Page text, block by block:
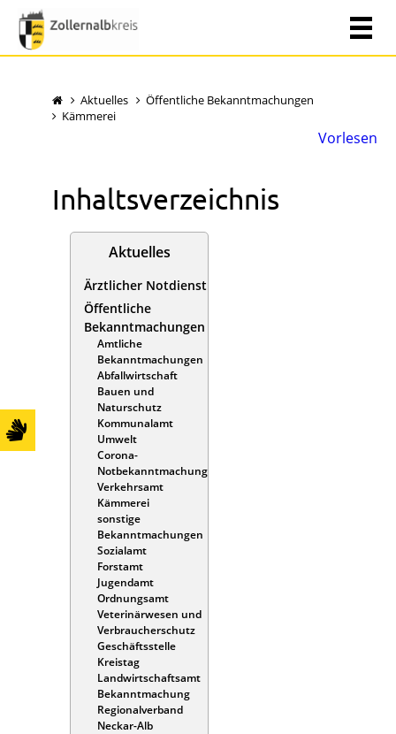
Aktuelles
Öffentliche Bekanntmachungen
Kämmerei
Vorlesen
Inhaltsverzeichnis
Aktuelles
Ärztlicher Notdienst
Öffentliche
Bekanntmachungen
Amtliche
Bekanntmachungen
Abfallwirtschaft
Bauen und
Naturschutz
Kommunalamt
Umwelt
Corona-
Notbekanntmachung
Verkehrsamt
Kämmerei
sonstige
Bekanntmachungen
Sozialamt
Forstamt
Jugendamt
Ordnungsamt
Veterinärwesen und
Verbraucherschutz
Geschäftsstelle
Kreistag
Landwirtschaftsamt
Bekanntmachung
Regionalverband
Neckar-Alb